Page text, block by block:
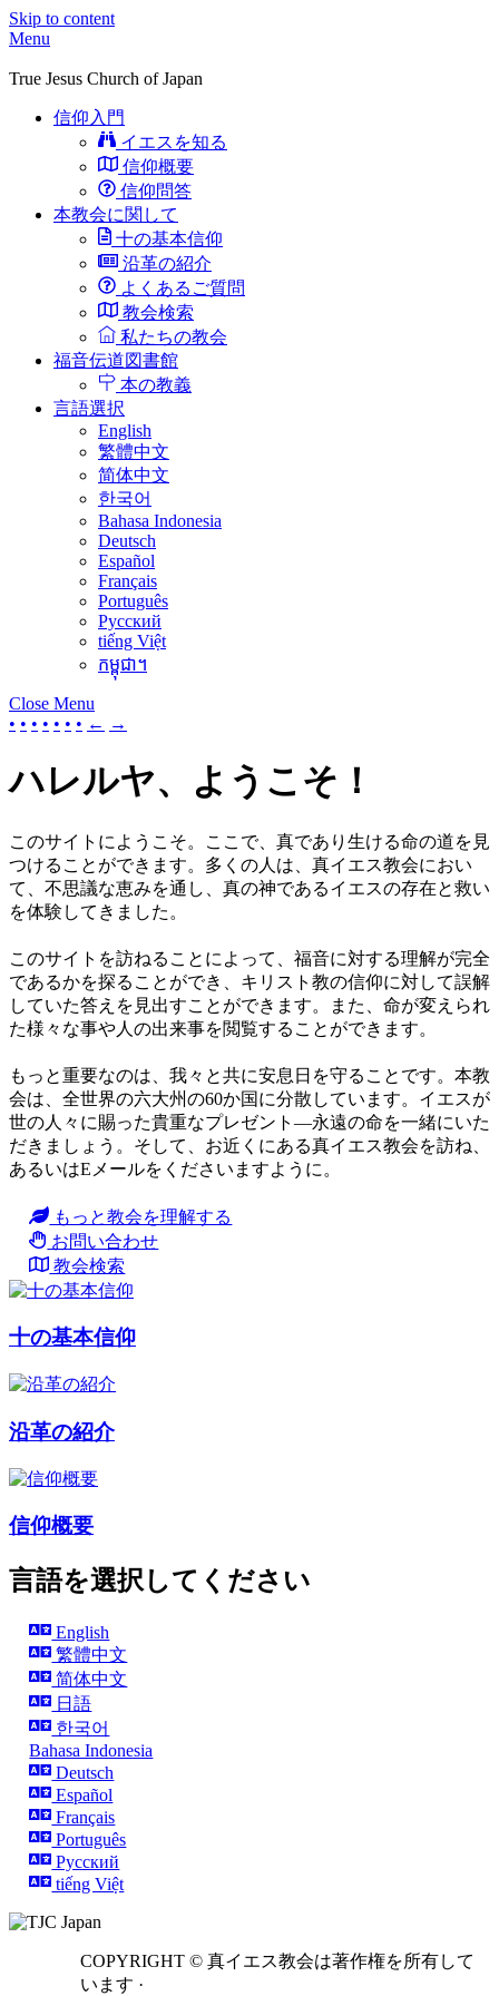
Skip to content
Menu
True Jesus Church of Japan
信仰入門
イエスを知る
信仰概要
信仰問答
本教会に関して
十の基本信仰
沿革の紹介
よくあるご質問
教会検索
私たちの教会
福音伝道図書館
本の教義
言語選択
English
繁體中文
简体中文
한국어
Bahasa Indonesia
Deutsch
Español
Français
Português
Русский
tiếng Việt
កម្ពុជា។
Close Menu
• • • • • • • ← →
ハレルヤ、ようこそ！
このサイトにようこそ。ここで、真であり生ける命の道を見
つけることができます。多くの人は、真イエス教会におい
て、不思議な恵みを通し、真の神であるイエスの存在と救い
を体験してきました。
このサイトを訪ねることによって、福音に対する理解が完全
であるかを探ることができ、キリスト教の信仰に対して誤解
していた答えを見出すことができます。また、命が変えられ
た様々な事や人の出来事を閲覧することができます。
もっと重要なのは、我々と共に安息日を守ることです。本教
会は、全世界の六大州の60か国に分散しています。イエスが
世の人々に賜った貴重なプレゼント―永遠の命を一緒にいた
だきましょう。そして、お近くにある真イエス教会を訪ね、
あるいはEメールをくださいますように。
もっと教会を理解する
お問い合わせ
教会検索
十の基本信仰
沿革の紹介
信仰概要
言語を選択してください
English
繁體中文
简体中文
日語
한국어
Bahasa Indonesia
Deutsch
Español
Français
Português
Русский
tiếng Việt
COPYRIGHT © 真イエス教会は著作権を所有して
います ·